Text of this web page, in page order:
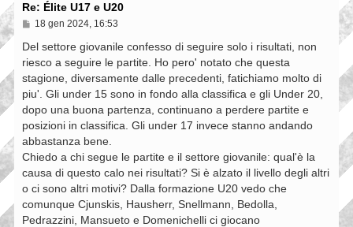
Re: Élite U17 e U20
M
s
a
g
i
o
18 gen 2024, 16:53
Del settore giovanile confesso di seguire solo i risultati, non
riesco a seguire le partite. Ho pero' notato che questa
stagione, diversamente dalle precedenti, fatichiamo molto di
piu'. Gli under 15 sono in fondo alla classifica e gli Under 20,
dopo una buona partenza, continuano a perdere partite e
posizioni in classifica. Gli under 17 invece stanno andando
abbastanza bene.
Chiedo a chi segue le partite e il settore giovanile: qual'è la
causa di questo calo nei risultati? Si è alzato il livello degli altri
o ci sono altri motivi? Dalla formazione U20 vedo che
comunque Cjunskis, Hausherr, Snellmann, Bedolla,
Pedrazzini, Mansueto e Domenichelli ci giocano